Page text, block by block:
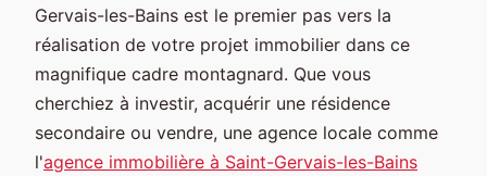
Gervais-les-Bains est le premier pas vers la
réalisation de votre projet immobilier dans ce
magnifique cadre montagnard. Que vous
cherchiez à investir, acquérir une résidence
secondaire ou vendre, une agence locale comme
l'agence immobilière à Saint-Gervais-les-Bains